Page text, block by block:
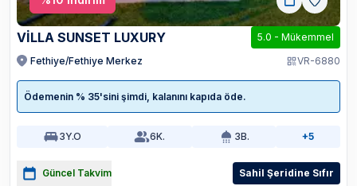
VİLLA SUNSET LUXURY 5.0 - Mükemmel
Fethiye/Fethiye Merkez
VR-6880
Ödemenin % 35'sini şimdi, kalanını kapıda öde.
3Y.O 6K. 3B. +5
Güncel Takvim Sahil Şeridine Sıfır